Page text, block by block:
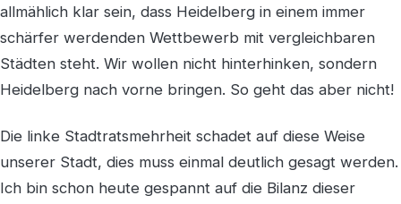
allmählich klar sein, dass Heidelberg in einem immer
schärfer werdenden Wettbewerb mit vergleichbaren
Städten steht. Wir wollen nicht hinterhinken, sondern
Heidelberg nach vorne bringen. So geht das aber nicht!
Die linke Stadtratsmehrheit schadet auf diese Weise
unserer Stadt, dies muss einmal deutlich gesagt werden.
Ich bin schon heute gespannt auf die Bilanz dieser